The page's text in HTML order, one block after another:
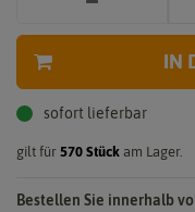
IN
sofort lieferbar
gilt für 570 Stück am Lager.
Bestellen Sie innerhalb